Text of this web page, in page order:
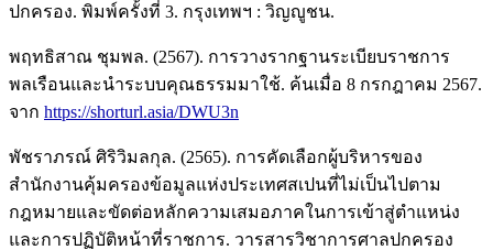
ปกครอง. พิมพ์ครั้งที่ 3. กรุงเทพฯ : วิญญูชน.
พฤทธิสาณ ชุมพล. (2567). การวางรากฐานระเบียบราชการ
พลเรือนและนำระบบคุณธรรมมาใช้. ค้นเมื่อ 8 กรกฎาคม 2567.
จาก https://shorturl.asia/DWU3n
พัชราภรณ์ ศิริวิมลกุล. (2565). การคัดเลือกผู้บริหารของ
สำนักงานคุ้มครองข้อมูลแห่งประเทศสเปนที่ไม่เป็นไปตาม
กฎหมายและขัดต่อหลักความเสมอภาคในการเข้าสู่ตำแหน่ง
และการปฏิบัติหน้าที่ราชการ. วารสารวิชาการศาลปกครอง